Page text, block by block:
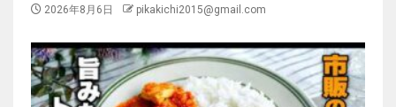
2026年8月6日 pikakichi2015@gmail.com